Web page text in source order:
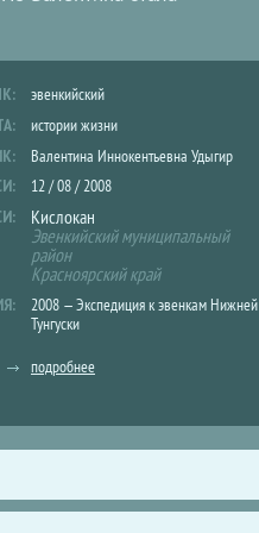
эвенкийский
истории жизни
Валентина Иннокентьевна Удыгир
12 / 08 / 2008
Кислокан
Эвенкийский муниципальный
район
Красноярский край
2008 — Экспедиция к эвенкам Нижней
Тунгуски
подробнее